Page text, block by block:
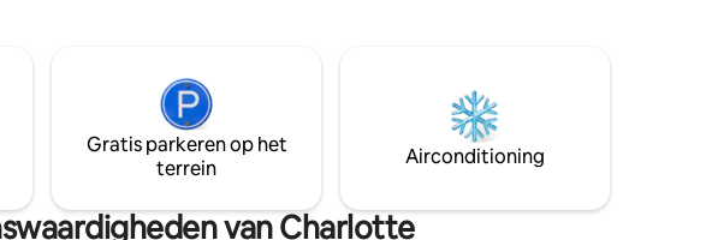
Elke hoek is met zorg en
en combineert
met moderne
om een echt
Uptown, Bank of America Stadium en
meer. Volledig gevulde keuken en bad,
en kingsize bed van traagschuim, alles
wat je nodig hebt!
Gratis parkeren op het
terrein
Airconditioning
van Charlotte